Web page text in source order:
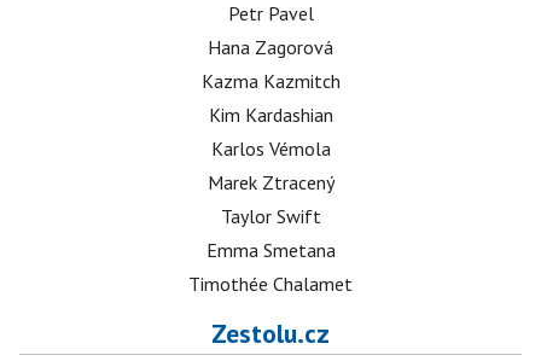
Petr Pavel
Hana Zagorová
Kazma Kazmitch
Kim Kardashian
Karlos Vémola
Marek Ztracený
Taylor Swift
Emma Smetana
Timothée Chalamet
Zestolu.cz